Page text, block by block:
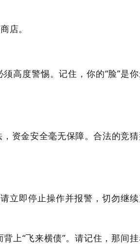
店。
高度警惕。记住，你的“脸”是
，资金安全毫无保障。合法的竞
立即停止操作并报警，切勿继
上“飞来横债”。请记住，那间